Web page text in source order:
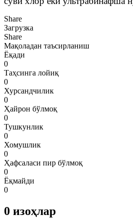
Share
Загрузка
Share
Мақоладан таъсирланиш
Ёқади
0
Таҳсинга лойиқ
0
Хурсандчилик
0
Ҳайрон бўлмоқ
0
Тушкунлик
0
Хомушлик
0
Ҳафсаласи пир бўлмоқ
0
Ёқмайди
0
0 изоҳлар